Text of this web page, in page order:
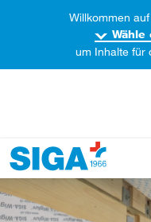
Webseite
Willkommen
Wähle
um Inhalte für